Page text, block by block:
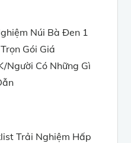
Núi Bà Đen 1
Gói Giá
Người Có Những Gì
Trải Nghiệm Hấp